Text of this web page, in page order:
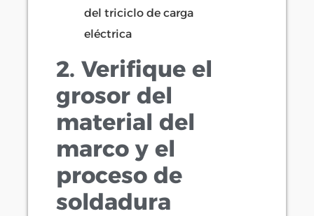
2. Verifique el
grosor del
material del
marco y el
proceso de
soldadura